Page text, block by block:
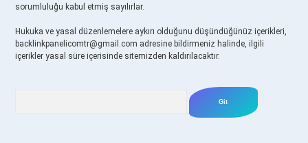
sorumluluğu kabul etmiş sayılırlar.
Hukuka ve yasal düzenlemelere aykırı olduğunu düşündüğünüz içerikleri,
backlinkpanelicomtr@gmail.com adresine bildirmeniz halinde, ilgili
içerikler yasal süre içerisinde sitemizden kaldırılacaktır.